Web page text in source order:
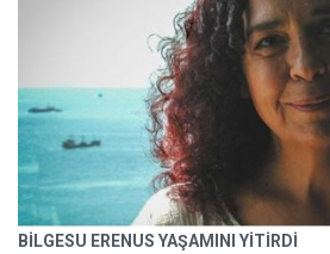
BİLGESU ERENUS YAŞAMINI YİTİRDİ